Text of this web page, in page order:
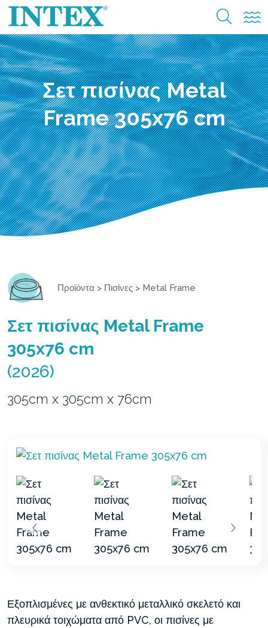
Σετ πισίνας Metal
Frame 305x76 cm
Προϊόντα > Πισίνες > Metal Frame
Σετ πισίνας Metal Frame
305x76 cm
(2026)
305cm x 305cm x 76cm
Εξοπλισμένες με ανθεκτικό μεταλλικό σκελετό και
πλευρικά τοιχώματα από PVC, οι πισίνες με